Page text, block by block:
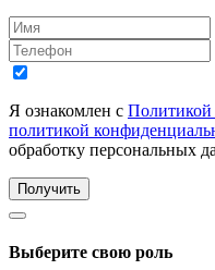
Я ознакомлен с Политикой
политикой
обработку персональных
Получить
Выберите свою роль